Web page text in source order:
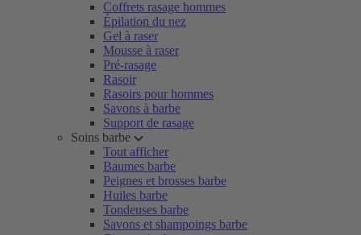
Coffrets rasage hommes
Épilation du nez
Gel à raser
Mousse à raser
Pré-rasage
Rasoir
Rasoirs pour hommes
Savons à barbe
Support de rasage
Soins barbe
Tout afficher
Baumes barbe
Peignes et brosses barbe
Huiles barbe
Tondeuses barbe
Savons et shampoings barbe